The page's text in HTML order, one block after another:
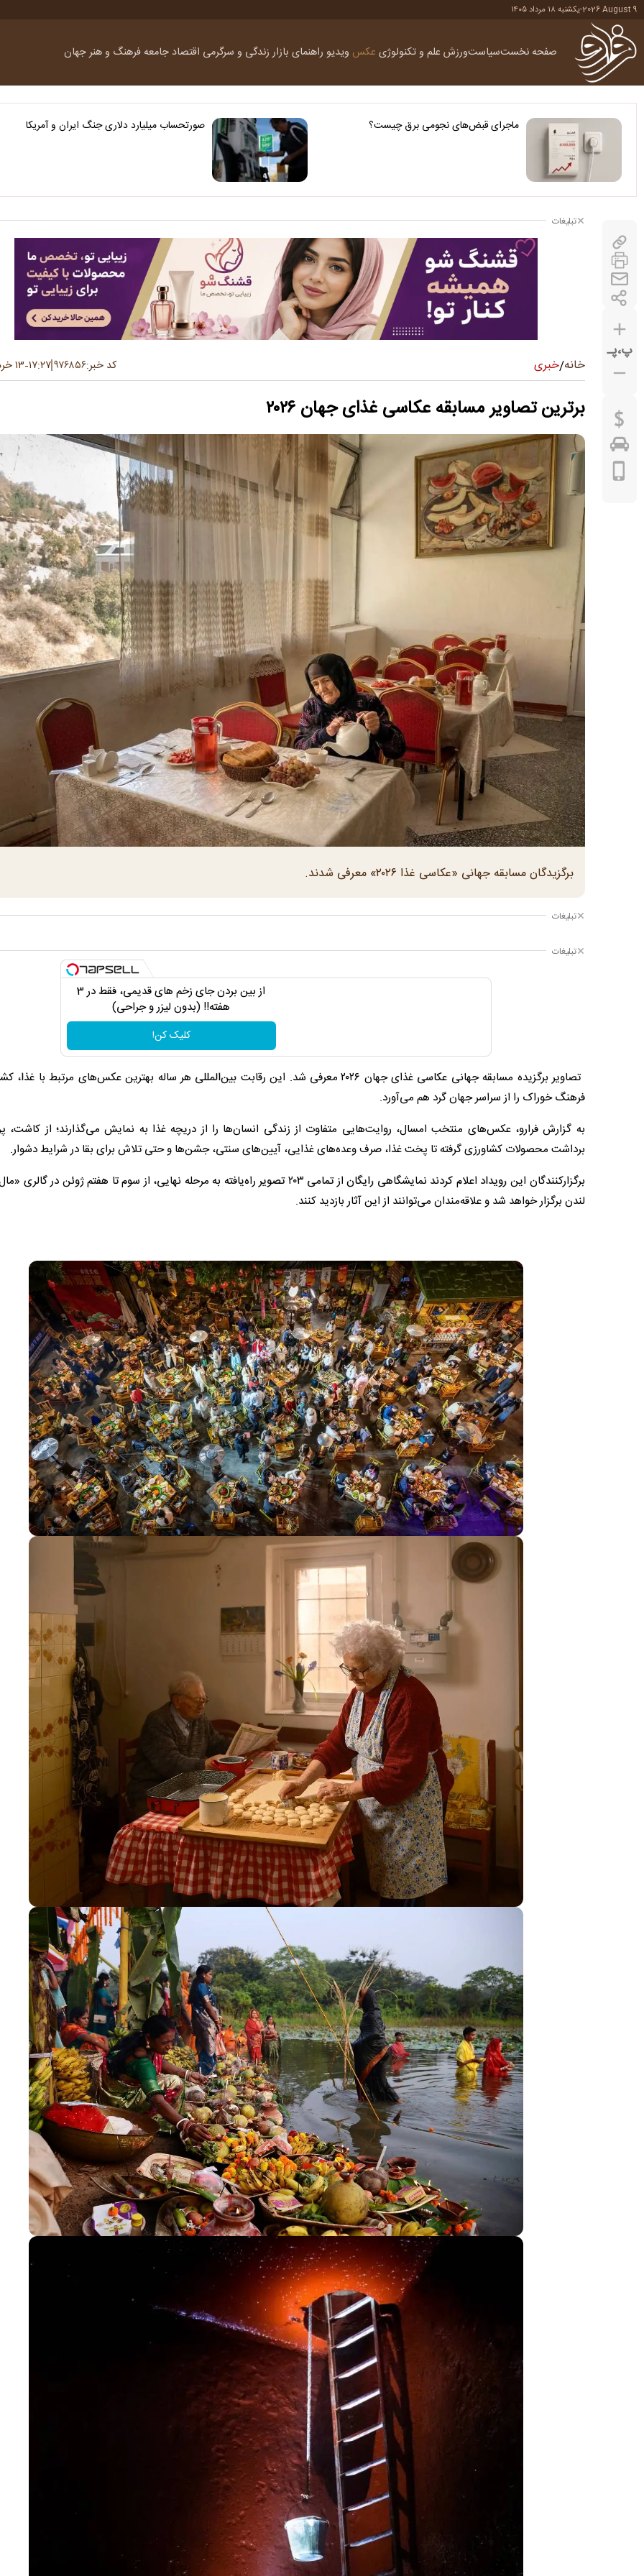
2026 August 9
-یکشنبه ۱۸ مرداد ۱۴۰۵
صفحه نخستسیاستورزش علم و تکنولوژی عکس ویدیو راهنمای بازارزندگی و سرگرمی اقتصاد جامعهفرهنگ و هنرجهان
ماجرای قبض‌های نجومی برق چیست؟ صورتحساب میلیارد دلاری جنگ ایران و آمریکا
پ،پـ
تبلیغات
خانه/خبری کد خبر:۹۷۶۸۵۶۱۷:۲۷-۱۳ خرداد ۱۴۰۵
برترین تصاویر مسابقه عکاسی غذای جهان ۲۰۲۶
برگزیدگان مسابقه جهانی «عکاسی غذا ۲۰۲۶» معرفی شدند.
تبلیغات
تبلیغات
از بین بردن جای زخم های قدیمی، فقط در 3
هفته!! (بدون لیزر و جراحی)
کلیک کن!
تصاویر برگزیده مسابقه جهانی عکاسی غذای جهان ۲۰۲۶ معرفی شد. این رقابت بین‌المللی هر ساله بهترین عکس‌های مرتبط با
فرهنگ خوراک را از سراسر جهان گرد هم می‌آورد.
به گزارش فرارو، عکس‌های منتخب امسال، روایت‌هایی متفاوت از زندگی انسان‌ها را از دریچه غذا به نمایش می‌گذارند؛ از کاشت،
برداشت محصولات کشاورزی گرفته تا پخت غذا، صرف وعده‌های غذایی، آیین‌های سنتی، جشن‌ها و حتی تلاش برای بقا در شرایط دشوار.
برگزارکنندگان این رویداد اعلام کردند نمایشگاهی رایگان از تمامی ۲۰۳ تصویر راه‌یافته به مرحله نهایی، از سوم تا هفتم ژوئن در
لندن برگزار خواهد شد و علاقه‌مندان می‌توانند از این آثار بازدید کنند.